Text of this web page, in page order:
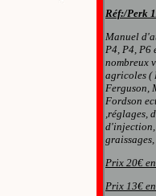
Réf:/Perk
Manuel
P4, P4, P6
nombreux
agricoles (
Ferguson,
Fordson
,réglages,
d'injection,
Prix 20€
Prix 13€